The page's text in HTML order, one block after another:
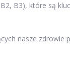
B3), które są
nasze zdrowie